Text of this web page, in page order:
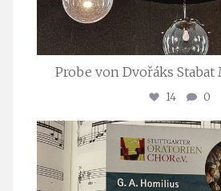
Probe von Dvořáks
14 0
Nov. 29